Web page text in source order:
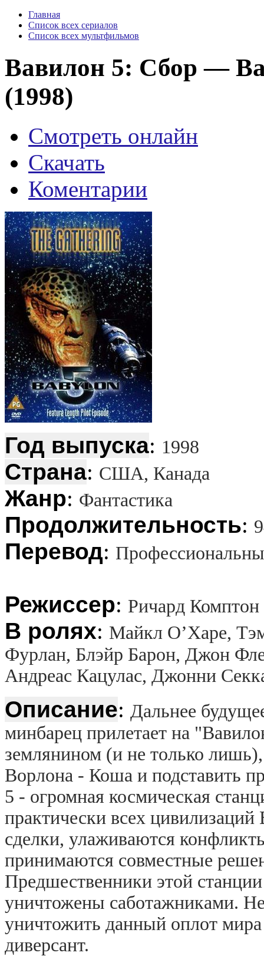
Главная
Список всех сериалов
Список всех мультфильмов
Вавилон 5: Сбор —
(1998)
Смотреть онлайн
Скачать
Коментарии
Год выпуска: 1998
Страна: США, Канада
Жанр: Фантастика
Продолжительность:
Перевод:
Режиссер: Ричард Комптон
В ролях: Майкл О’Харе,
Фурлан, Блэйр Барон, Джон
Андреас Кацулас, Джонни
Описание: Дальнее
минбарец прилетает на
землянином (и не только
Ворлона - Коша и подставить
5 - огромная космическая
практически всех
сделки, улаживаются
принимаются совместные
Предшественники этой
уничтожены саботажниками.
уничтожить данный оплот
диверсант.